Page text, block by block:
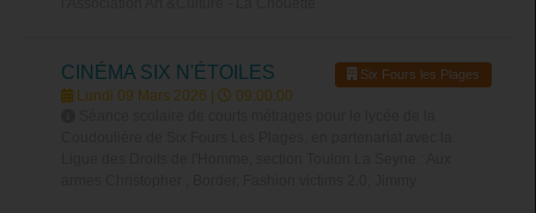
CINÉMA SIX N'ÉTOILES Six Fours les Plages
Lundi 09 Mars 2026 |
09:00:00